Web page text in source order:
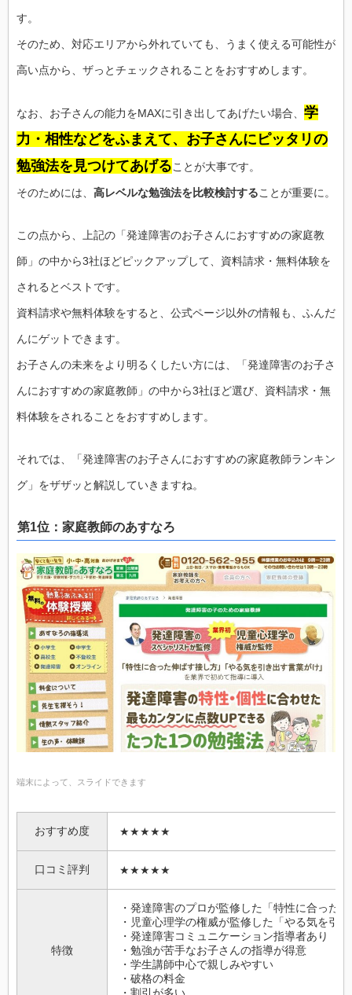
す。
そのため、対応エリアから外れていても、うまく使える可能性が
高い点から、ザっとチェックされることをおすすめします。
なお、お子さんの能力をMAXに引き出してあげたい場合、 学
力・相性などをふまえて、お子さんにピッタリの
勉強法を見つけてあげることが大事です。
そのためには、 高レベルな勉強法を比較検討することが重要に。
この点から、上記の「発達障害のお子さんにおすすめの家庭教
師」の中から3社ほどピックアップして、資料請求・無料体験を
されるとベストです。
資料請求や無料体験をすると、公式ページ以外の情報も、ふんだ
んにゲットできます。
お子さんの未来をより明るくしたい方には、「発達障害のお子さ
んにおすすめの家庭教師」の中から3社ほど選び、資料請求・無
料体験をされることをおすすめします。
それでは、「発達障害のお子さんにおすすめの家庭教師ランキン
グ」をザザッと解説していきますね。
第1位：家庭教師のあすなろ
端末によって、スライドできます
おすすめ度 ★★★★★
口コミ評判 ★★★★★
特徴
・発達障害のプロが監修した「特性に合った
・児童心理学の権威が監修した「やる気を引
・発達障害コミュニケーション指導者あり
・勉強が苦手なお子さんの指導が得意
・学生講師中心で親しみやすい
・破格の料金
・割引が多い